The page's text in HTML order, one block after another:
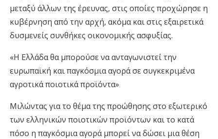
μεταξύ άλλων της έρευνας, στις οποίες προχώρησε η
κυβέρνηση από την αρχή, ακόμα και στις εξαιρετικά
δυσμενείς συνθήκες οικονομικής ασφυξίας.
«Η Ελλάδα θα μπορούσε να ανταγωνιστεί την
ευρωπαϊκή και παγκόσμια αγορά σε συγκεκριμένα
αγροτικά ποιοτικά προϊόντα»
Μιλώντας για το θέμα της προώθησης στο εξωτερικό
των ελληνικών ποιοτικών προϊόντων και το κατά
πόσο η παγκόσμια αγορά μπορεί να δώσει μια θέση